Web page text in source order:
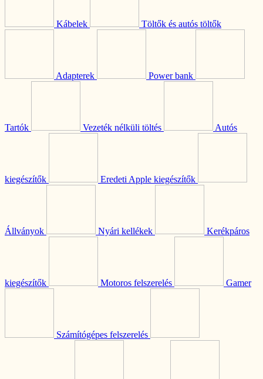
Kábelek Töltők és autós töltők
Adapterek Power bank
Tartók Vezeték nélküli töltés Autós
kiegészítők Eredeti Apple kiegészítők
Állványok Nyári kellékek Kerékpáros
kiegészítők Motoros felszerelés Gamer
Számítógépes felszerelés